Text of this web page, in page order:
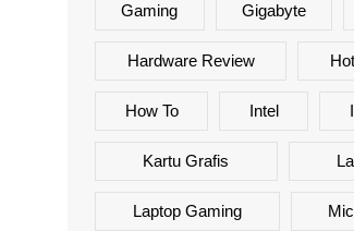
Gaming Gigabyte
Hardware Review
How To Intel
Kartu Grafis
Laptop Gaming